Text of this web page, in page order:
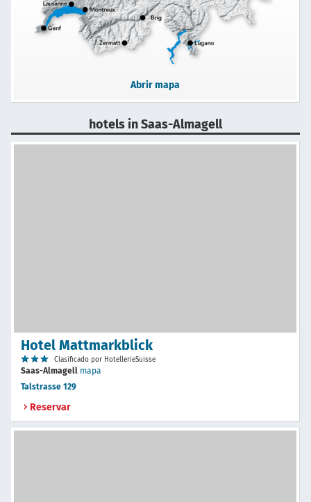
Abrir mapa
hotels in Saas-Almagell
Hotel Mattmarkblick
Clasificado por HotellerieSuisse
Saas-Almagell mapa
Talstrasse 129
Reservar